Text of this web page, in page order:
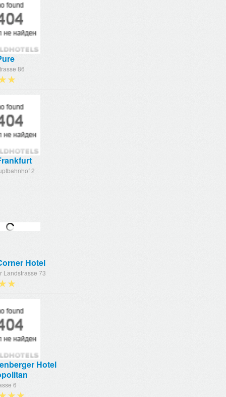
86
2
Hotel
Landstrasse 73
Hotel
6